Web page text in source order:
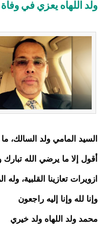
ولد اللهاه يعزي في
السيد المامي ولد السالك،
أقول إلا ما يرضي الله
ازويرات تعازينا القلبية،
وإنا لله وإنا إليه راجعون
محمد ولد اللهاه ولد خيري